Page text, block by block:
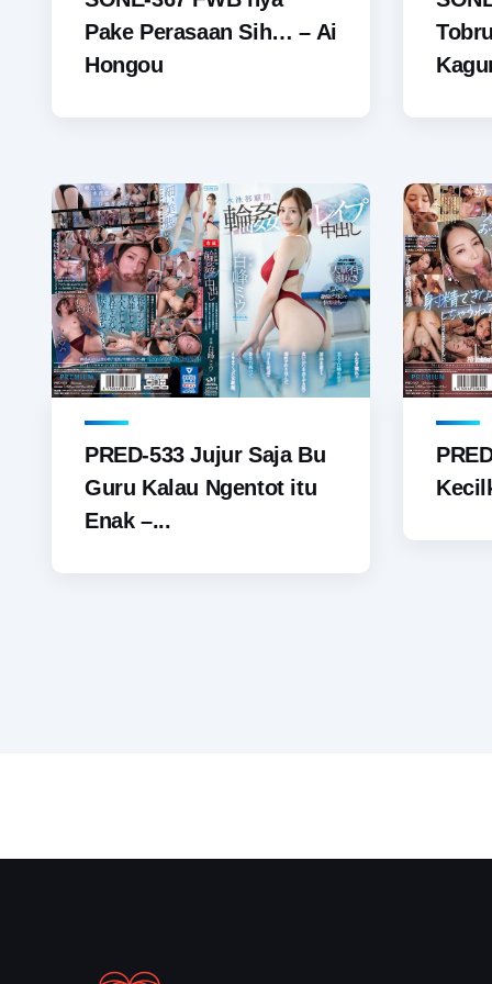
Pake Perasaan Sih… – Ai
Hongou
PRED-533 Jujur Saja Bu
Guru Kalau Ngentot itu
Enak –...